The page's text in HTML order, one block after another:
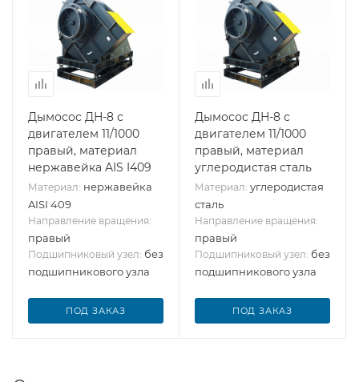
Дымосос ДН-8 с
двигателем 11/1000
правый, материал
нержавейка AIS I409
Материал: нержавейка
AISI 409
Направление вращения:
правый
Подшипниковый узел: без
подшипникового узла
ПОД ЗАКАЗ
Дымосос ДН-8 с
двигателем 11/1000
правый, материал
углеродистая сталь
Материал: углеродистая
сталь
Направление вращения:
правый
Подшипниковый узел: без
подшипникового узла
ПОД ЗАКАЗ